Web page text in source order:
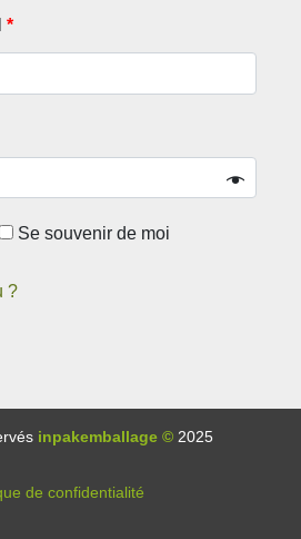
*
Se souvenir de moi
?
inpakemballage © 2025
de confidentialité